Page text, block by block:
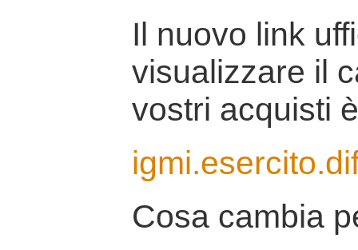
Il nuovo link
visualizzare il
vostri acquisti
Cosa cambia